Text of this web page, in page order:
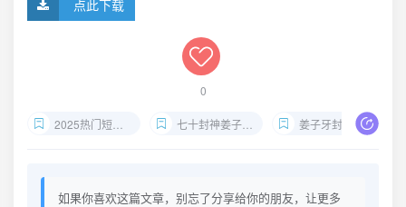
点此下载
0
2025热门短剧推荐 七十封神姜子牙短剧 姜子牙封神63集
如果你喜欢这篇文章，别忘了分享给你的朋友，让更多